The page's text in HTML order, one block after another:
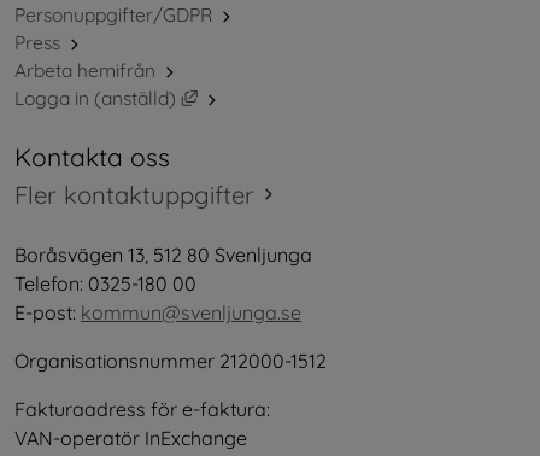
Personuppgifter/GDPR
Press
Arbeta hemifrån
Logga in (anställd)
Länk till annan webbplats, öppnas i nytt
Kontakta oss
Fler kontaktuppgifter
Boråsvägen 13, 512 80 Svenljunga
Telefon: 0325-180 00
E-post: kommun@svenljunga.se
Organisationsnummer 212000-1512
Fakturaadress för e-faktura:
VAN-operatör InExchange